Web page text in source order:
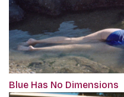
Blue Has No Dimensions